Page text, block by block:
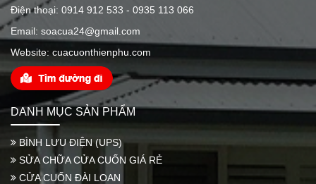
Điện thoại: 0914 912 533 - 0935 113 066
Email: soacua24@gmail.com
Website: cuacuonthienphu.com
DANH MỤC SẢN PHẨM
BÌNH LƯU ĐIỆN (UPS)
SỬA CHỮA CỬA CUỐN GIÁ RẺ
CỬA CUỐN ĐÀI LOAN